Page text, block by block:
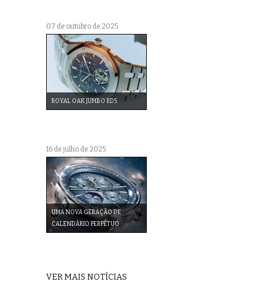
07 de outubro de 2025
ROYAL OAK JUMBO RD5
16 de julho de 2025
UMA NOVA GERAÇÃO DE
CALENDÁRIO PERPÉTUO
VER MAIS NOTÍCIAS